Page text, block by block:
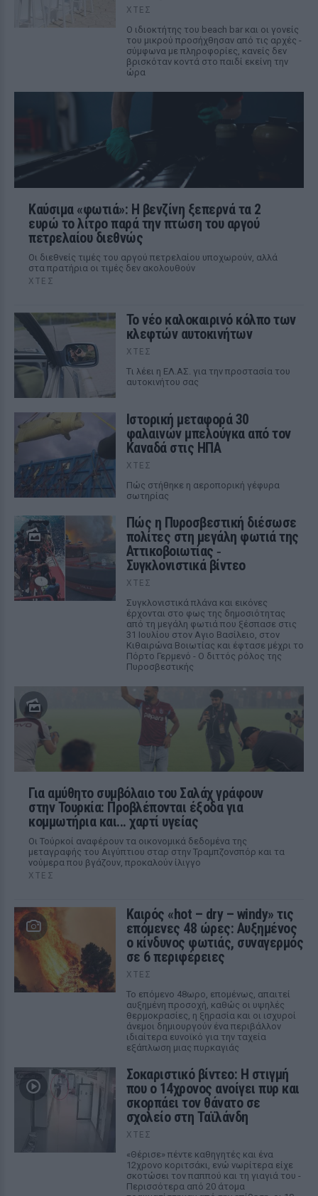
ΧΤΕΣ
Ο ιδιοκτήτης του beach bar και οι γονείς
του μικρού προσήχθησαν από τις αρχές -
σύμφωνα με πληροφορίες, κανείς δεν
βρισκόταν κοντά στο παιδί εκείνη την
ώρα
Καύσιμα «φωτιά»: Η βενζίνη ξεπερνά τα 2
ευρώ το λίτρο παρά την πτώση του αργού
πετρελαίου διεθνώς
Οι διεθνείς τιμές του αργού πετρελαίου υποχωρούν, αλλά
στα πρατήρια οι τιμές δεν ακολουθούν
ΧΤΕΣ
Το νέο καλοκαιρινό κόλπο των
κλεφτών αυτοκινήτων
ΧΤΕΣ
Tι λέει η ΕΛ.ΑΣ. για την προστασία του
αυτοκινήτου σας
Ιστορική μεταφορά 30
φαλαινών μπελούγκα από τον
Καναδά στις ΗΠΑ
ΧΤΕΣ
Πώς στήθηκε η αεροπορική γέφυρα
σωτηρίας
Πώς η Πυροσβεστική διέσωσε
πολίτες στη μεγάλη φωτιά της
Αττικοβοιωτίας ‑
Συγκλονιστικά βίντεο
ΧΤΕΣ
Συγκλονιστικά πλάνα και εικόνες
έρχονται στο φως της δημοσιότητας
από τη μεγάλη φωτιά που ξέσπασε στις
31 Ιουλίου στον Αγιο Βασίλειο, στον
Κιθαιρώνα Βοιωτίας και έφτασε μέχρι το
Πόρτο Γερμενό - Ο διττός ρόλος της
Πυροσβεστικής
Για αμύθητο συμβόλαιο του Σαλάχ γράφουν
στην Τουρκία: Προβλέπονται έξοδα για
κομμωτήρια και... χαρτί υγείας
Οι Τούρκοί αναφέρουν τα οικονομικά δεδομένα της
μεταγραφής του Αιγύπτιου σταρ στην Τραμπζονσπόρ και τα
νούμερα που βγάζουν, προκαλούν ίλιγγο
ΧΤΕΣ
Καιρός «hot – dry – windy» τις
επόμενες 48 ώρες: Αυξημένος
ο κίνδυνος φωτιάς, συναγερμός
σε 6 περιφέρειες
ΧΤΕΣ
Το επόμενο 48ωρο, επομένως, απαιτεί
αυξημένη προσοχή, καθώς οι υψηλές
θερμοκρασίες, η ξηρασία και οι ισχυροί
άνεμοι δημιουργούν ένα περιβάλλον
ιδιαίτερα ευνοϊκό για την ταχεία
εξάπλωση μιας πυρκαγιάς
Σοκαριστικό βίντεο: Η στιγμή
που ο 14χρονος ανοίγει πυρ και
σκορπάει τον θάνατο σε
σχολείο στη Ταϊλάνδη
ΧΤΕΣ
«Θέρισε» πέντε καθηγητές και ένα
12χρονο κοριτσάκι, ενώ νωρίτερα είχε
σκοτώσει τον παππού και τη γιαγιά του -
Περισσότερα από 20 άτομα